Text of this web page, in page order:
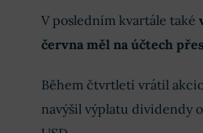
V posledním kvartále také
června měl na účtech
Během čtvrtletí vrátil
navýšil výplatu dividendy